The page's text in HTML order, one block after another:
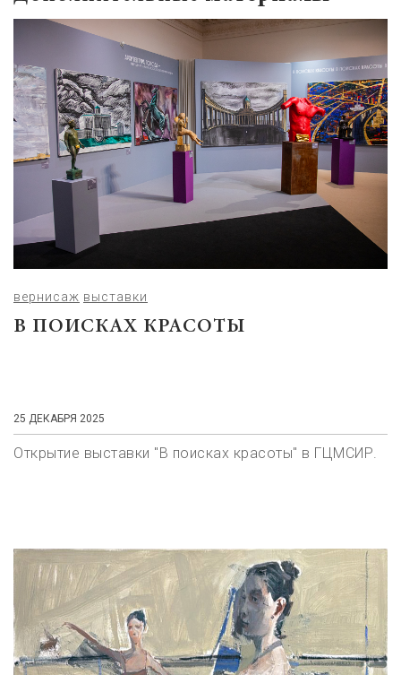
вернисаж выставки
В ПОИСКАХ КРАСОТЫ
25 ДЕКАБРЯ 2025
Открытие выставки "В поисках красоты" в ГЦМСИР.